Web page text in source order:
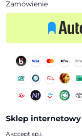
Zamówienie
Sklep internetowy
Akccept sp.j.